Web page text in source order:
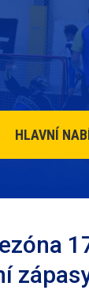
HLAVNÍ